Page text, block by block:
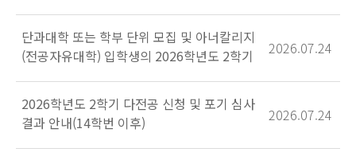
단과대학 또는 학부 단위 모집 및 아너칼리지
(전공자유대학) 입학생의 2026학년도 2학기
2026.07.24
2026학년도 2학기 다전공 신청 및 포기 심사
결과 안내(14학번 이후)
2026.07.24